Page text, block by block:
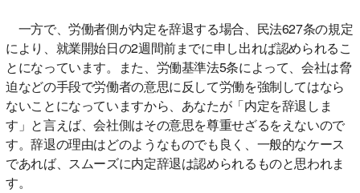
一方で、労働者側が内定を辞退する場合、民法627条の規定
により、就業開始日の2週間前までに申し出れば認められるこ
とになっています。また、労働基準法5条によって、会社は脅
迫などの手段で労働者の意思に反して労働を強制してはなら
ないことになっていますから、あなたが「内定を辞退しま
す」と言えば、会社側はその意思を尊重せざるをえないので
す。辞退の理由はどのようなものでも良く、一般的なケース
であれば、スムーズに内定辞退は認められるものと思われま
す。